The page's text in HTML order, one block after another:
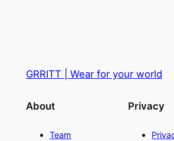
GRRITT | Wear for your world
About
Team
Privacy